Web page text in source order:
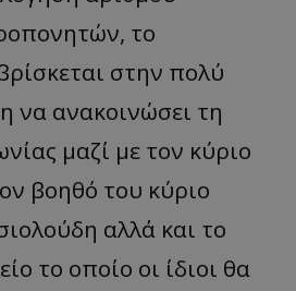
το
στην πολύ
να ανακοινώσει τη
μαζί με τον κύριο
βοηθό του κύριο
αλλά και το
το οποίο οι ίδιοι θα